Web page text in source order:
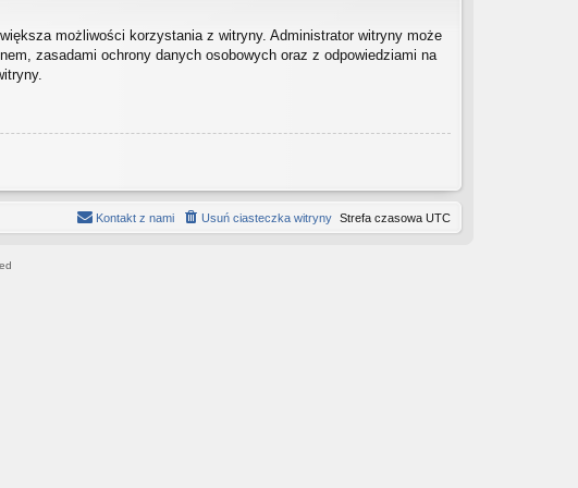
możliwości korzystania z witryny. Administrator witryny może
zasadami ochrony danych osobowych oraz z odpowiedziami na
Strefa czasowa UTC
Usuń ciasteczka witryny
Kontakt z nami